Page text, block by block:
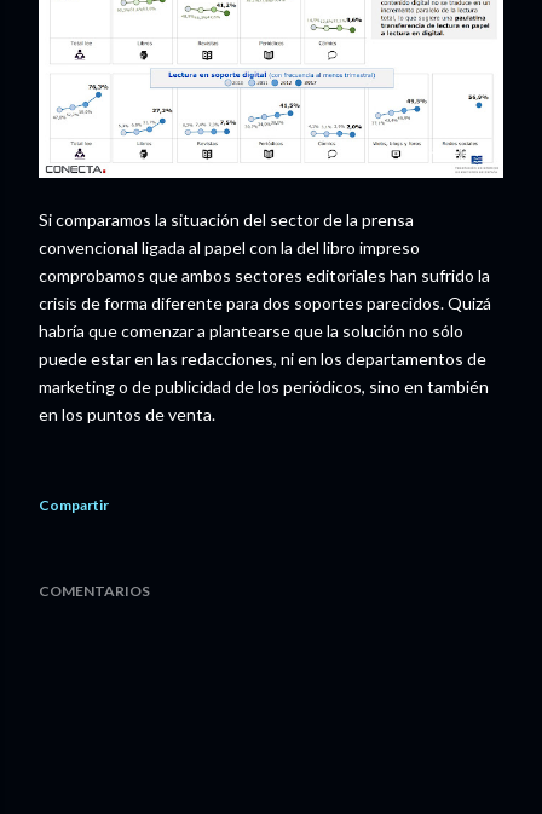
Si comparamos la situación del sector de la prensa
convencional ligada al papel con la del libro impreso
comprobamos que ambos sectores editoriales han sufrido la
crisis de forma diferente para dos soportes parecidos. Quizá
habría que comenzar a plantearse que la solución no sólo
puede estar en las redacciones, ni en los departamentos de
marketing o de publicidad de los periódicos, sino en también
en los puntos de venta.
Compartir
COMENTARIOS